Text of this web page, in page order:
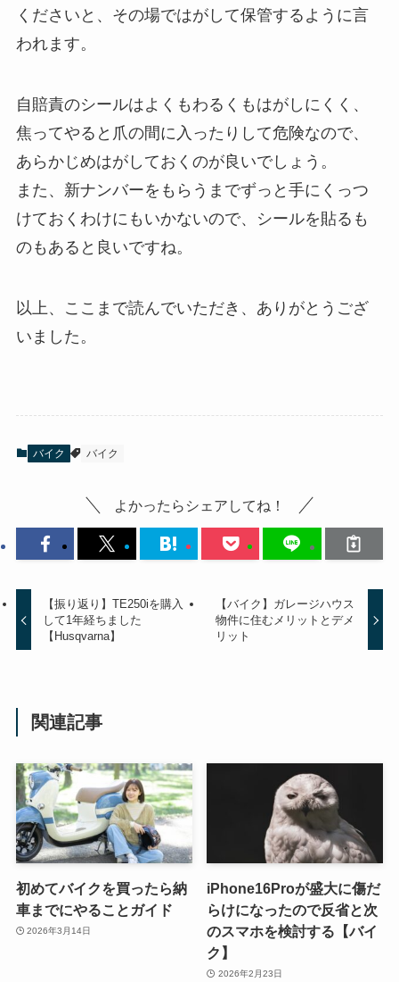
くださいと、その場ではがして保管するように言
われます。
自賠責のシールはよくもわるくもはがしにくく、
焦ってやると爪の間に入ったりして危険なので、
あらかじめはがしておくのが良いでしょう。
また、新ナンバーをもらうまでずっと手にくっつ
けておくわけにもいかないので、シールを貼るも
のもあると良いですね。
以上、ここまで読んでいただき、ありがとうござ
いました。
バイク バイク
よかったらシェアしてね！
【振り返り】TE250iを購入
して1年経ちました
【Husqvarna】
【バイク】ガレージハウス
物件に住むメリットとデメ
リット
関連記事
初めてバイクを買ったら納
車までにやることガイド
2026年3月14日
iPhone16Proが盛大に傷だ
らけになったので反省と次
のスマホを検討する【バイ
ク】
2026年2月23日